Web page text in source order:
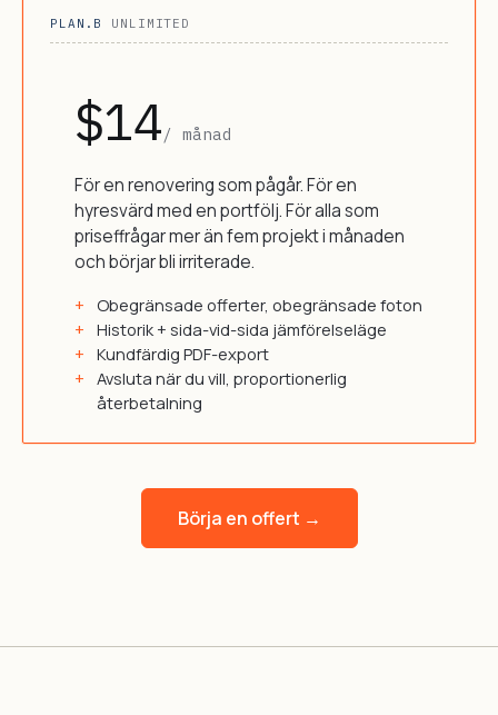
PLAN.B UNLIMITED
$14/ månad
För en renovering som pågår. För en
hyresvärd med en portfölj. För alla som
priseffrågar mer än fem projekt i månaden
och börjar bli irriterade.
Obegränsade offerter, obegränsade foton
Historik + sida-vid-sida jämförelseläge
Kundfärdig PDF-export
Avsluta när du vill, proportionerlig
återbetalning
Börja en offert →